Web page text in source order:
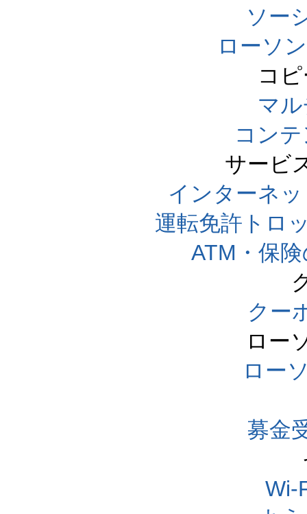
ソー
ローソ
コ
マ
コン
サービ
インターネ
運転免許トロ
ATM・保
クー
ロー
ロー
募金
Wi-